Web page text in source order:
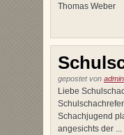
Thomas Weber
gepostet von admin
Liebe
Schachjugend
angesichts der ...